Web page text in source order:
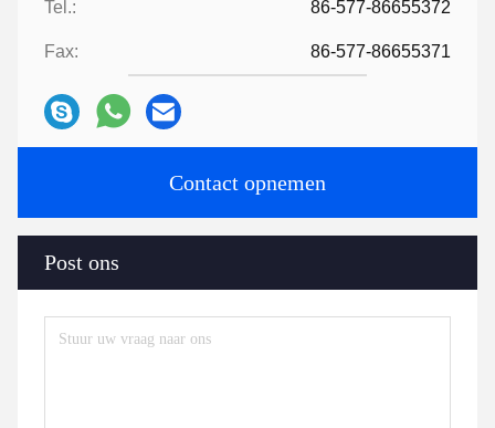
Tel.: 86-577-86655372
Fax: 86-577-86655371
Contact opnemen
Post ons